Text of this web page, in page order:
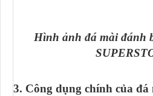
Hình ảnh đá mài đánh
3. Công dụng chính của đá